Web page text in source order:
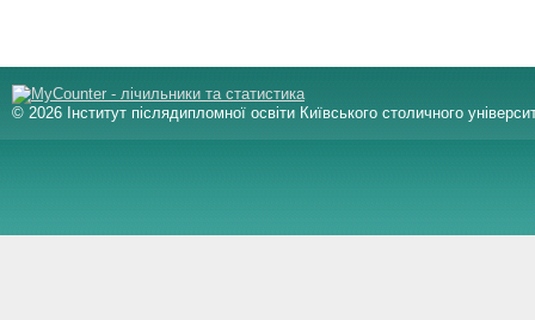
© 2026 Інститут післядипломної освіти Київського столичного